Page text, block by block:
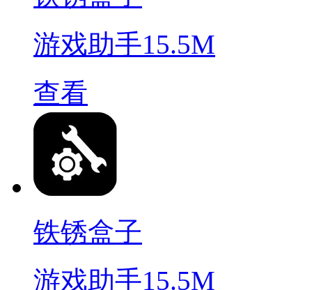
游戏助手15.5M
查看
铁锈盒子
游戏助手15.5M